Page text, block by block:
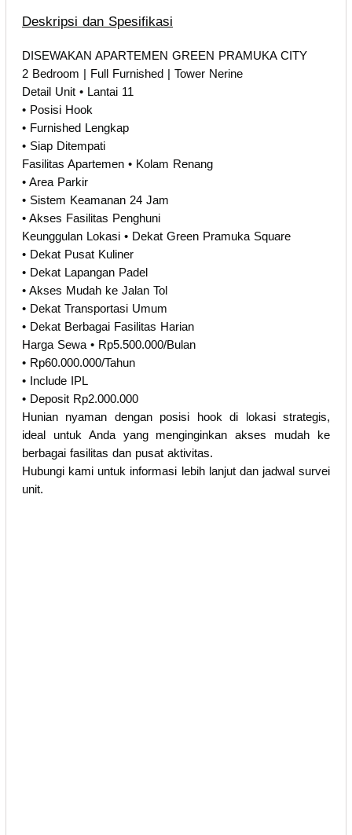
Deskripsi dan Spesifikasi
DISEWAKAN APARTEMEN GREEN PRAMUKA CITY
2 Bedroom | Full Furnished | Tower Nerine
Detail Unit • Lantai 11
• Posisi Hook
• Furnished Lengkap
• Siap Ditempati
Fasilitas Apartemen • Kolam Renang
• Area Parkir
• Sistem Keamanan 24 Jam
• Akses Fasilitas Penghuni
Keunggulan Lokasi • Dekat Green Pramuka Square
• Dekat Pusat Kuliner
• Dekat Lapangan Padel
• Akses Mudah ke Jalan Tol
• Dekat Transportasi Umum
• Dekat Berbagai Fasilitas Harian
Harga Sewa • Rp5.500.000/Bulan
• Rp60.000.000/Tahun
• Include IPL
• Deposit Rp2.000.000
Hunian nyaman dengan posisi hook di lokasi strategis,
ideal untuk Anda yang menginginkan akses mudah ke
berbagai fasilitas dan pusat aktivitas.
Hubungi kami untuk informasi lebih lanjut dan jadwal survei
unit.